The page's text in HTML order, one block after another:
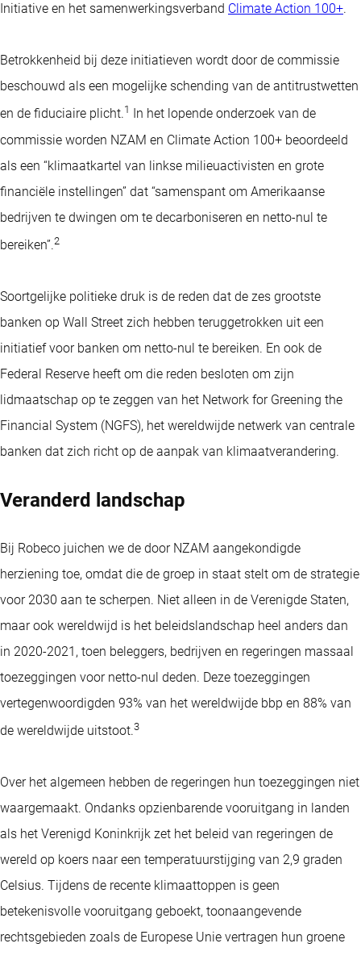
Initiative en het samenwerkingsverband Climate Action 100+.
Betrokkenheid bij deze initiatieven wordt door de commissie
beschouwd als een mogelijke schending van de antitrustwetten
en de fiduciaire plicht.1
In het lopende onderzoek van de
commissie worden NZAM en Climate Action 100+ beoordeeld
als een “klimaatkartel van linkse milieuactivisten en grote
financiële instellingen” dat “samenspant om Amerikaanse
bedrijven te dwingen om te decarboniseren en netto-nul te
bereiken”.2
Soortgelijke politieke druk is de reden dat de zes grootste
banken op Wall Street zich hebben teruggetrokken uit een
initiatief voor banken om netto-nul te bereiken. En ook de
Federal Reserve heeft om die reden besloten om zijn
lidmaatschap op te zeggen van het Network for Greening the
Financial System (NGFS), het wereldwijde netwerk van centrale
banken dat zich richt op de aanpak van klimaatverandering.
Veranderd landschap
Bij Robeco juichen we de door NZAM aangekondigde
herziening toe, omdat die de groep in staat stelt om de strategie
voor 2030 aan te scherpen. Niet alleen in de Verenigde Staten,
maar ook wereldwijd is het beleidslandschap heel anders dan
in 2020-2021, toen beleggers, bedrijven en regeringen massaal
toezeggingen voor netto-nul deden. Deze toezeggingen
vertegenwoordigden 93% van het wereldwijde bbp en 88% van
de wereldwijde uitstoot.3
Over het algemeen hebben de regeringen hun toezeggingen niet
waargemaakt. Ondanks opzienbarende vooruitgang in landen
als het Verenigd Koninkrijk zet het beleid van regeringen de
wereld op koers naar een temperatuurstijging van 2,9 graden
Celsius. Tijdens de recente klimaattoppen is geen
betekenisvolle vooruitgang geboekt, toonaangevende
rechtsgebieden zoals de Europese Unie vertragen hun groene